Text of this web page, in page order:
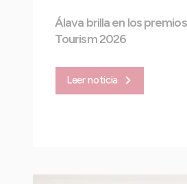
Álava brilla en los
Tourism 2026
Leer noticia